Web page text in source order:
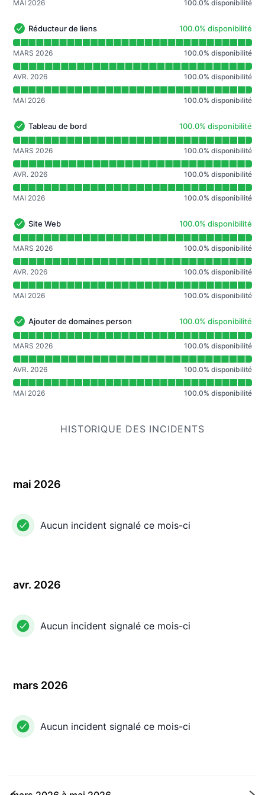
MAI 2026 100.0% disponibilité
Réducteur de liens - Opérationnel
Réducteur de liens 100% - disponibilité
100.0% disponibilité
Lire le graphique de disponibilité pour Réducteur de
MARS 2026 100.0% disponibilité
AVR. 2026 100.0% disponibilité
MAI 2026 100.0% disponibilité
Tableau de bord - Opérationnel
Tableau de bord 100% - disponibilité
100.0% disponibilité
Lire le graphique de disponibilité pour Tableau de bord
MARS 2026 100.0% disponibilité
AVR. 2026 100.0% disponibilité
MAI 2026 100.0% disponibilité
Site Web - Opérationnel
Site Web 100% - disponibilité
100.0% disponibilité
Lire le graphique de disponibilité pour Site Web
MARS 2026 100.0% disponibilité
AVR. 2026 100.0% disponibilité
MAI 2026 100.0% disponibilité
Ajouter de domaines personnalisés - Opérationnel
Ajouter de domaines personnalisés 100% - disponibilité
100.0% disponibilité
Lire le graphique de disponibilité pour Ajouter de
MARS 2026 100.0% disponibilité
AVR. 2026 100.0% disponibilité
MAI 2026 100.0% disponibilité
HISTORIQUE DES INCIDENTS
mai 2026
Aucun incident signalé ce mois-ci
avr. 2026
Aucun incident signalé ce mois-ci
mars 2026
Aucun incident signalé ce mois-ci